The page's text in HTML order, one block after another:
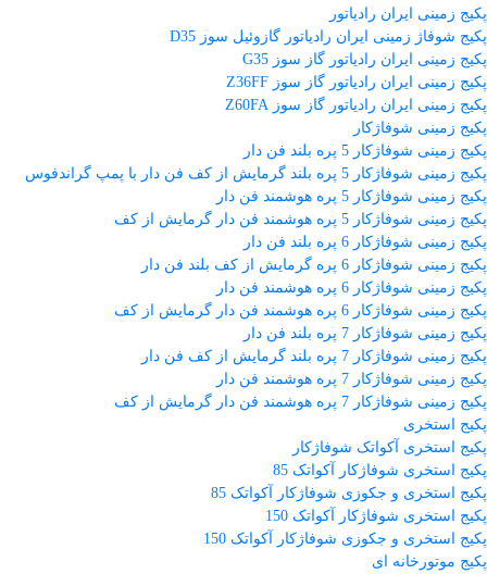
پکیج زمینی ایران رادیاتور
پکیج شوفاژ زمینی ایران رادیاتور گازوئیل سوز D35
پکیج زمینی ایران رادیاتور گاز سوز G35
پکیج زمینی ایران رادیاتور گاز سوز Z36FF
پکیج زمینی ایران رادیاتور گاز سوز Z60FA
پکیج زمینی شوفاژکار
پکیج زمینی شوفاژکار 5 پره بلند فن دار
پکیج زمینی شوفاژکار 5 پره بلند گرمایش از کف فن دار با پمپ گراندفوس
پکیج زمینی شوفاژکار 5 پره هوشمند فن دار
پکیج زمینی شوفاژکار 5 پره هوشمند فن دار گرمایش از کف
پکیج زمینی شوفاژکار 6 پره بلند فن دار
پکیج زمینی شوفاژکار 6 پره گرمایش از کف بلند فن دار
پکیج زمینی شوفاژکار 6 پره هوشمند فن دار
پکیج زمینی شوفاژکار 6 پره هوشمند فن دار گرمایش از کف
پکیج زمینی شوفاژکار 7 پره بلند فن دار
پکیج زمینی شوفاژکار 7 پره بلند گرمایش از کف فن دار
پکیج زمینی شوفاژکار 7 پره هوشمند فن دار
پکیج زمینی شوفاژکار 7 پره هوشمند فن دار گرمایش از کف
پکیج استخری
پکیج استخری آکواتک شوفاژکار
پکیج استخری شوفاژکار آکواتک 85
پکیج استخری و جکوزی شوفاژکار آکواتک 85
پکیج استخری شوفاژکار آکواتک 150
پکیج استخری و جکوزی شوفاژکار آکواتک 150
پکیج موتورخانه ای